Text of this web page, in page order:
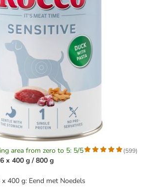
area from zero to 5: 5/5 (599)
x 400 g / 800 g
400 g: Eend met Noedels